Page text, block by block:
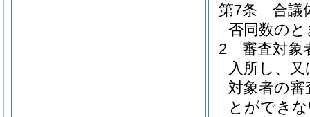
第7条
合議
否同数の
2
審査対象
入所し、
対象者の
とができ